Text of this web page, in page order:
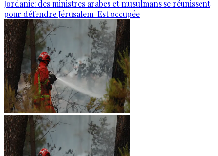
Jordanie: des ministres arabes et musulmans se réunissent
pour défendre Jérusalem-Est occupée